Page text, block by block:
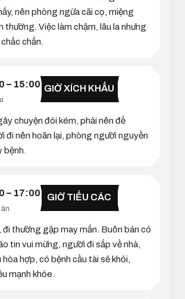
nên phòng ngừa cãi cọ, miệng
thường. Việc làm chậm, lâu la nhưng
chắn.
– 15:00 GIỜ XÍCH KHẨU
chuyện đói kém, phải nên đề
đi nên hoãn lại, phòng người nguyền
bệnh.
– 17:00 GIỜ TIỂU CÁC
đi thường gặp may mắn. Buôn bán có
tin vui mừng, người đi sắp về nhà,
hợp, có bệnh cầu tài sẽ khỏi,
mạnh khỏe.